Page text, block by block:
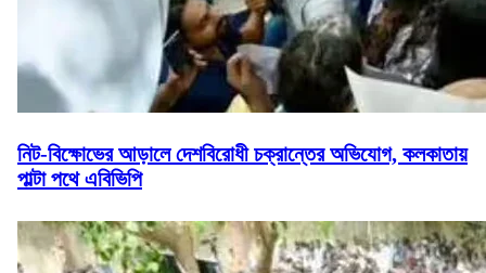
নিট-বিক্ষোভের আড়ালে দেশবিরোধী চক্রান্তের অভিযোগ, কলকাতায়
পাল্টা পথে এবিভিপি